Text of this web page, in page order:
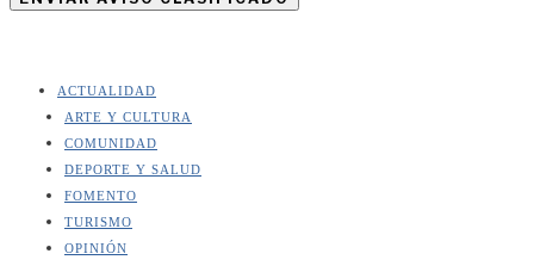
ACTUALIDAD
ARTE Y CULTURA
COMUNIDAD
DEPORTE Y SALUD
FOMENTO
TURISMO
OPINIÓN